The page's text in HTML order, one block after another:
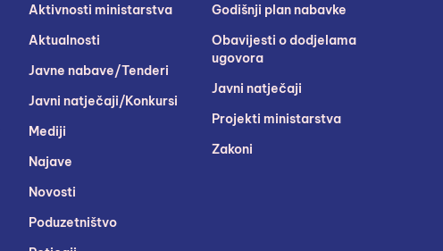
Aktivnosti ministarstva
Aktualnosti
Javne nabave/Tenderi
Javni natječaji/Konkursi
Mediji
Najave
Novosti
Poduzetništvo
Godišnji plan nabavke
Obavijesti o dodjelama
ugovora
Javni natječaji
Projekti ministarstva
Zakoni